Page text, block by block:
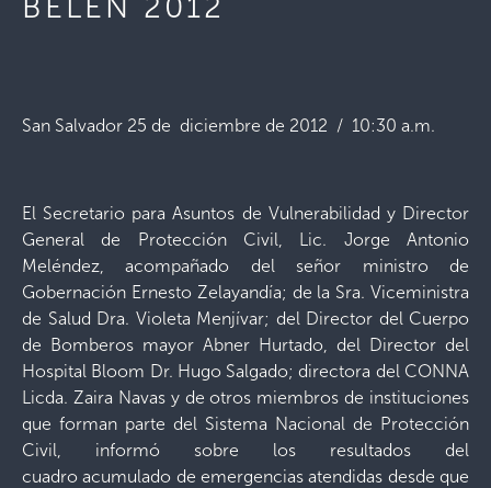
San Salvador 25 de diciembre de 2012 / 10:30 a.m.
El Secretario para Asuntos de Vulnerabilidad y Director
General de Protección Civil, Lic. Jorge Antonio
Meléndez, acompañado del señor ministro de
Gobernación Ernesto Zelayandía; de la Sra. Viceministra
de Salud Dra. Violeta Menjívar; del Director del Cuerpo
de Bomberos mayor Abner Hurtado, del Director del
Hospital Bloom Dr. Hugo Salgado; directora del CONNA
Licda. Zaira Navas y de otros miembros de instituciones
que forman parte del Sistema Nacional de Protección
Civil, informó sobre los resultados del
cuadro acumulado de emergencias atendidas desde que